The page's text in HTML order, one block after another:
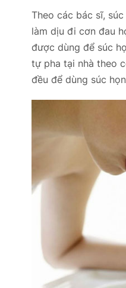
Theo các bác sĩ,
làm dịu đi cơn đau
được dùng để súc
tự pha tại nhà theo
đều để dùng súc